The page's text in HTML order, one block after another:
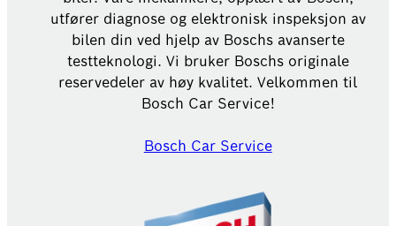
utfører diagnose og elektronisk inspeksjon av
bilen din ved hjelp av Boschs avanserte
testteknologi. Vi bruker Boschs originale
reservedeler av høy kvalitet. Velkommen til
Bosch Car Service!
Bosch Car Service